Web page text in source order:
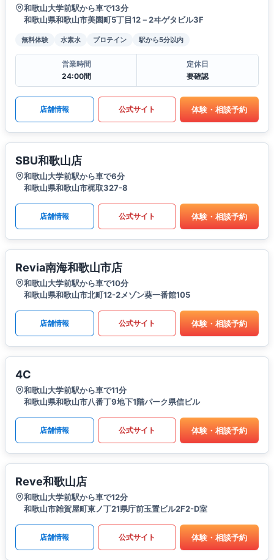
和歌山大学前駅から車で13分
和歌山県和歌山市美園町5丁目12－2ヰゲタビル3F
無料体験 水素水 プロテイン 駅から5分以内
営業時間
24:00間
定休日
要確認
店舗情報 公式サイト 体験・相談予約
SBU和歌山店
和歌山大学前駅から車で6分
和歌山県和歌山市梶取327-8
店舗情報 公式サイト 体験・相談予約
Revia南海和歌山市店
和歌山大学前駅から車で10分
和歌山県和歌山市北町12-2メゾン葵一番館105
店舗情報 公式サイト 体験・相談予約
4C
和歌山大学前駅から車で11分
和歌山県和歌山市八番丁9地下1階パーク県信ビル
店舗情報 公式サイト 体験・相談予約
Reve和歌山店
和歌山大学前駅から車で12分
和歌山市雑賀屋町東ノ丁21県庁前玉置ビル2F2-D室
店舗情報 公式サイト 体験・相談予約